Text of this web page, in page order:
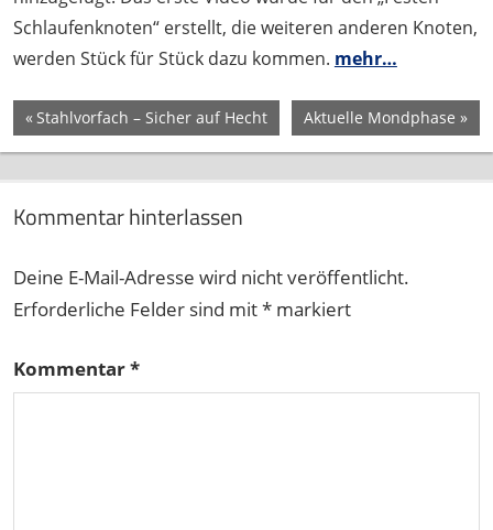
Schlaufenknoten“ erstellt, die weiteren anderen Knoten,
werden Stück für Stück dazu kommen. mehr…
Beitragsnavigation
Vorheriger
Beitrag:
Stahlvorfach – Sicher auf Hecht
Nächster
Beitrag:
Aktuelle Mondphase
Kommentar hinterlassen
Deine E-Mail-Adresse wird nicht veröffentlicht.
Erforderliche Felder sind mit*markiert
Kommentar*